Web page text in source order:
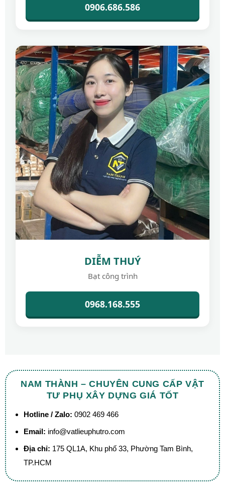
0906.686.586
DIỄM THUÝ
Bạt công trình
0968.168.555
NAM THÀNH – CHUYÊN CUNG CẤP VẬT
TƯ PHỤ XÂY DỰNG GIÁ TỐT
Hotline / Zalo: 0902 469 466
Email: info@vatlieuphutro.com
Địa chỉ: 175 QL1A, Khu phố 33, Phường Tam Bình,
TP.HCM